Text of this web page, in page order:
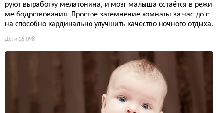
руют выработку мелатонина, и мозг малыша остаётся в режи
ме бодрствования. Простое затемнение комнаты за час до с
на способно кардинально улучшить качество ночного отдыха.
Дети 16 098